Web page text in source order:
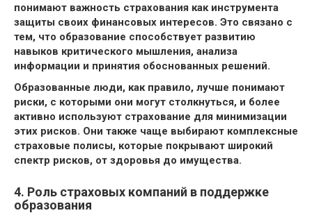
понимают важность страхования как инструмента
защиты своих финансовых интересов. Это связано с
тем, что образование способствует развитию
навыков критического мышления, анализа
информации и принятия обоснованных решений.
Образованные люди, как правило, лучше понимают
риски, с которыми они могут столкнуться, и более
активно используют страхование для минимизации
этих рисков. Они также чаще выбирают комплексные
страховые полисы, которые покрывают широкий
спектр рисков, от здоровья до имущества.
4. Роль страховых компаний в поддержке
образования